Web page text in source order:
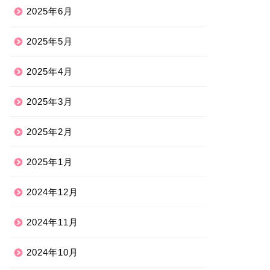
2025年6月
2025年5月
2025年4月
2025年3月
2025年2月
2025年1月
2024年12月
2024年11月
2024年10月